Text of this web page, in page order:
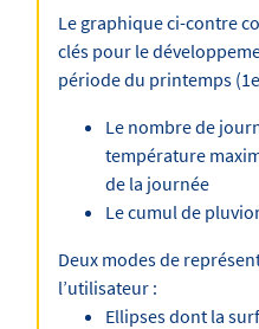
Le graphique ci-contre
clés pour le
période du printemps
Le nombre de
température
de la journée
Le cumul de
Deux modes de
l’utilisateur :
Ellipses dont la